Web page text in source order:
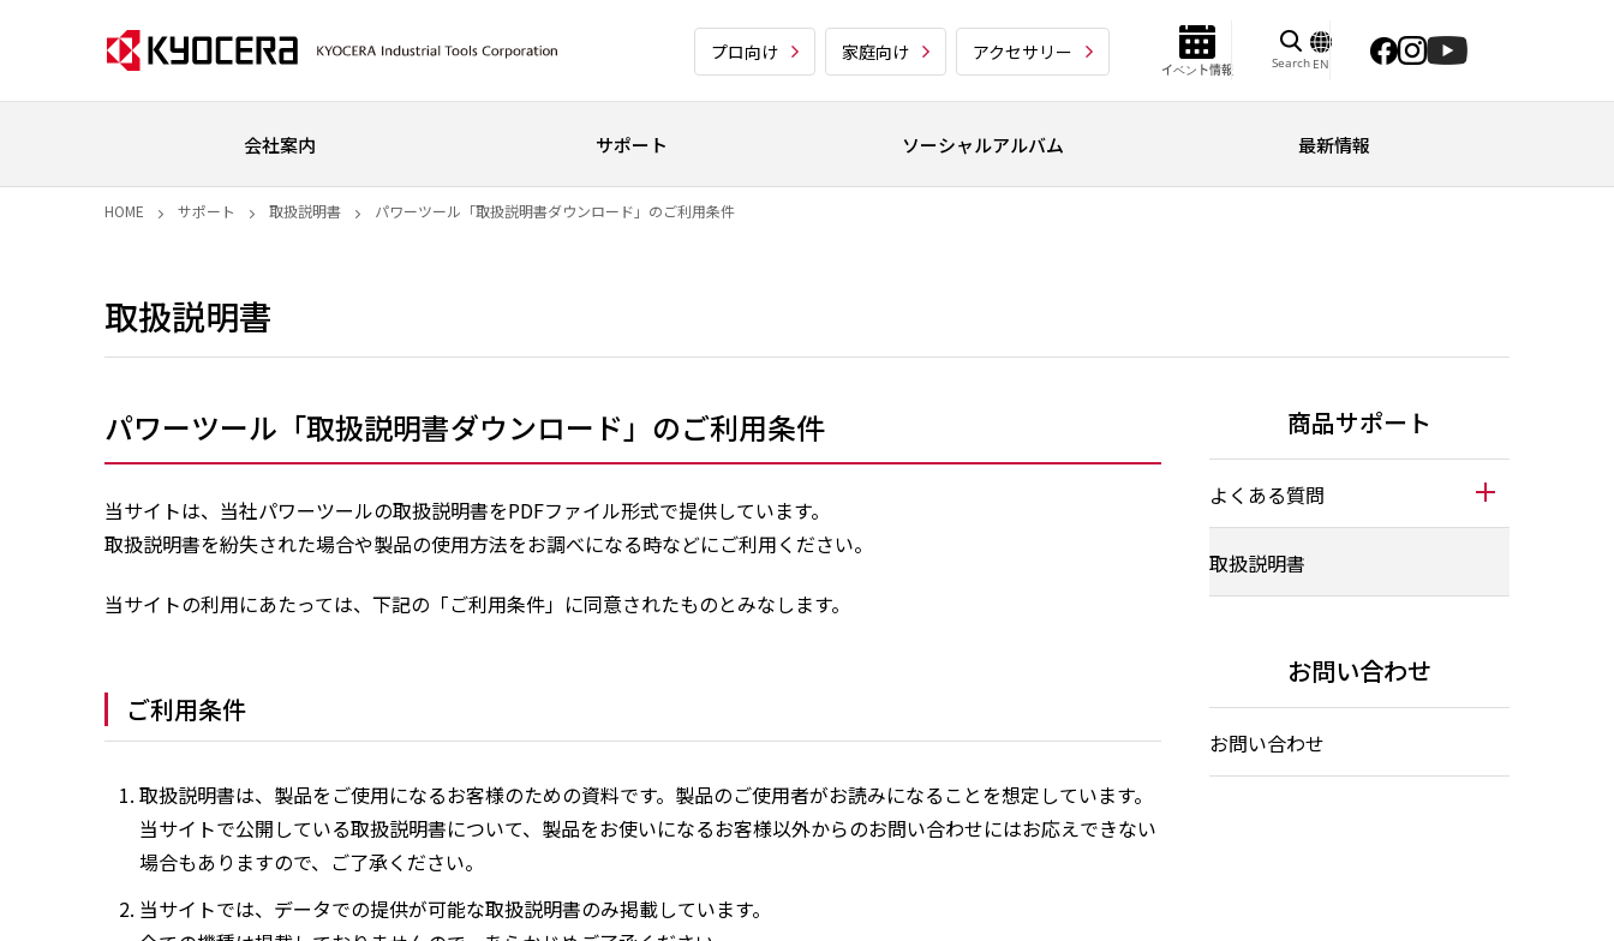
プロ向け 家庭向け アクセサリー
イベント情報 Search EN
会社案内 サポート ソーシャルアルバム 最新情報
HOME サポート 取扱説明書 パワーツール「取扱説明書ダウンロード」のご利用条件
取扱説明書
パワーツール「取扱説明書ダウンロード」のご利用条件
当サイトは、当社パワーツールの取扱説明書をPDFファイル形式で提供しています。
取扱説明書を紛失された場合や製品の使用方法をお調べになる時などにご利用ください。
当サイトの利用にあたっては、下記の「ご利用条件」に同意されたものとみなします。
ご利用条件
取扱説明書は、製品をご使用になるお客様のための資料です。製品のご使用者がお読みになることを想定しています。
当サイトで公開している取扱説明書について、製品をお使いになるお客様以外からのお問い合わせにはお応えできない
場合もありますので、ご了承ください。
当サイトでは、データでの提供が可能な取扱説明書のみ掲載しています。
商品サポート
よくある質問
取扱説明書
お問い合わせ
お問い合わせ